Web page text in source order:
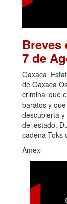
Breves
7 de
Oaxaca
de Oaxaca
criminal que
baratos y
descubierta
del estado.
cadena
Amexi